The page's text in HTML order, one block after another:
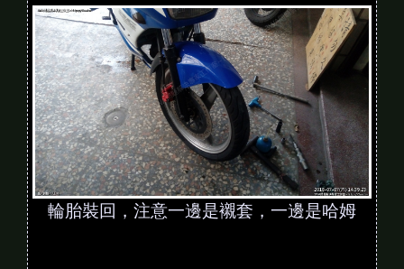
輪胎裝回，注意一邊是襯套，一邊是哈姆